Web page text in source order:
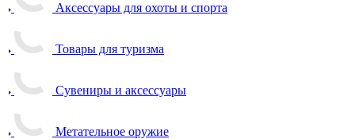
Аксессуары для охоты и спорта
Товары для туризма
Сувениры и аксессуары
Метательное оружие